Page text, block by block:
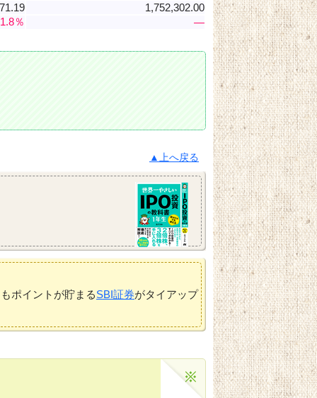
1,752,302.00
％
―
▲上へ戻る
ポイントが貯まるSBI証券がタイアップ